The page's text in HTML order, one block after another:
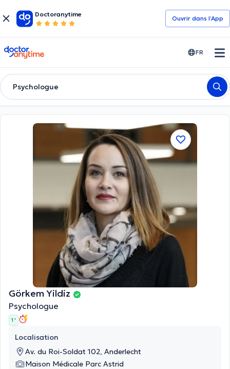
Doctoranytime
Ouvrir dans l’App
doctoranytime FR
Psychologue
Görkem Yildiz
Psychologue
1 '
Localisation
Av. du Roi-Soldat 102, Anderlecht
Maison Médicale Parc Astrid